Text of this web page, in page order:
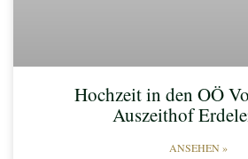
Hochzeit in den OÖ
Auszeithof
ANSEHEN »